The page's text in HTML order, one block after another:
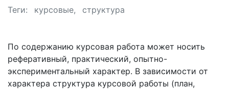
Теги: курсовые структура
По содержанию курсовая работа может носить
реферативный, практический, опытно-
экспериментальный характер. В зависимости от
характера структура курсовой работы (план,